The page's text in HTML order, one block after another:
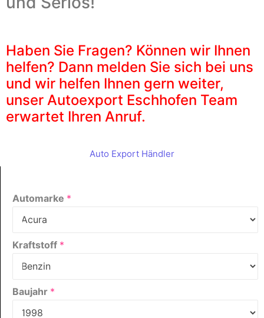
Haben Sie Fragen? Können wir Ihnen
helfen? Dann melden Sie sich bei uns
und wir helfen Ihnen gern weiter,
unser Autoexport Eschhofen Team
erwartet Ihren Anruf.
Auto Export Händler
Automarke *
Kraftstoff *
Baujahr *